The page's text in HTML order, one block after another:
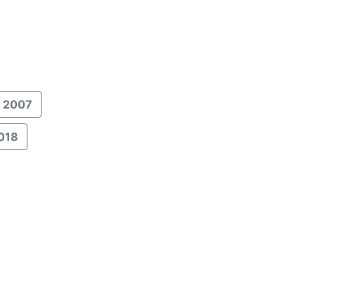
2007